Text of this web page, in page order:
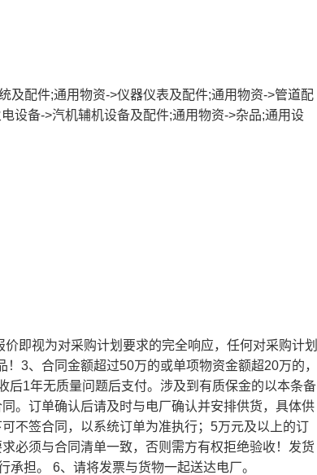
及配件;通用物资->仪器仪表及配件;通用物资->管道配
设备->汽机辅机设备及配件;通用物资->杂品;通用设
即视为对采购计划要求的完全响应，任何对采购计划
3、合同金额超过50万的或单项物资金额超20万的，
后1年无质量问题后支付。涉及到有质保金的以本条备
。订单确认后请及时与电厂确认并安排供货，具体供
不签合同，以系统订单为准执行；5万元及以上的订
必须与合同清单一致，否则需方有权拒绝验收！发货
担。 6、请将发票与货物一起送达电厂。